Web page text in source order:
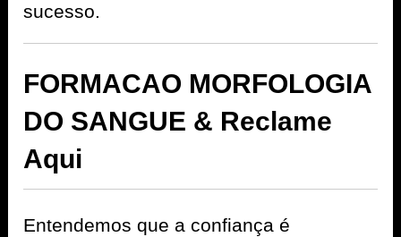
sucesso.
FORMACAO MORFOLOGIA
DO SANGUE & Reclame
Aqui
Entendemos que a confiança é